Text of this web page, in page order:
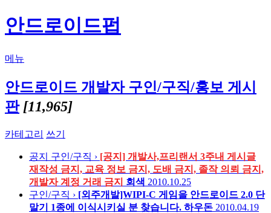
안드로이드펍
메뉴
안드로이드 개발자 구인/구직/홍보 게시
판 [11,965]
카테고리 쓰기
공지 구인/구직 › [공지] 개발사,프리랜서 3주내 게시글
재작성 금지, 교육 정보 금지, 도배 금지, 졸작 의뢰 금지,
개발자 계정 거래 금지 회색 2010.10.25
구인/구직 › [외주개발]WIPI-C 게임을 안드로이드 2.0 단
말기 1종에 이식시키실 분 찾습니다. 하우돈 2010.04.19